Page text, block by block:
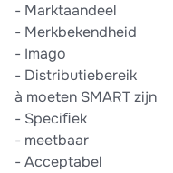
- Marktaandeel
- Merkbekendheid
- Imago
- Distributiebereik
à moeten SMART zijn
- Speciﬁek
- meetbaar
- Acceptabel